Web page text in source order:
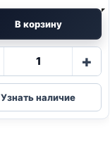
В корзину
Количество
Pro
Plan
сух.
+
Узнать наличие